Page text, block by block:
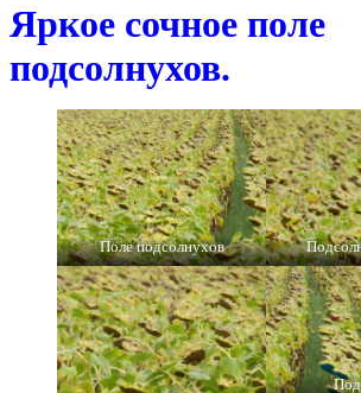
Яркое сочное поле
подсолнухов.
Поле подсолнухов